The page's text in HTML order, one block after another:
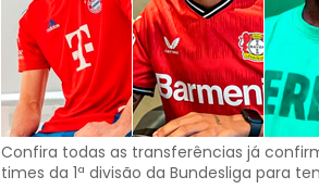
Confira todas as transferências já
times da 1ª divisão da Bundesliga para